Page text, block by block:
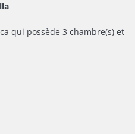
qui possède 3 chambre(s) et